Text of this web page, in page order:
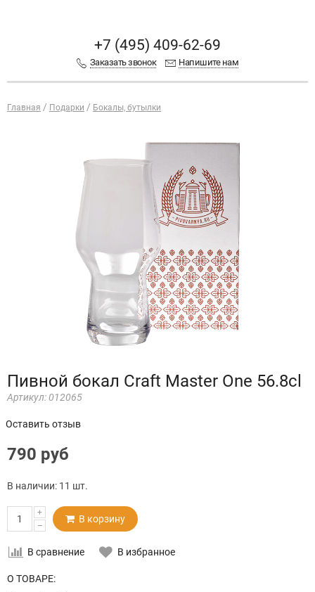
+7 (495) 409-62-69
Заказать звонок Напишите нам
Главная Подарки Бокалы, бутылки
Пивной бокал Craft Master One 56.8cl
Артикул: 012065
Оставить отзыв
790 руб
В наличии: 11 шт.
+
–
В корзину
В сравнение В избранное
О ТОВАРЕ: